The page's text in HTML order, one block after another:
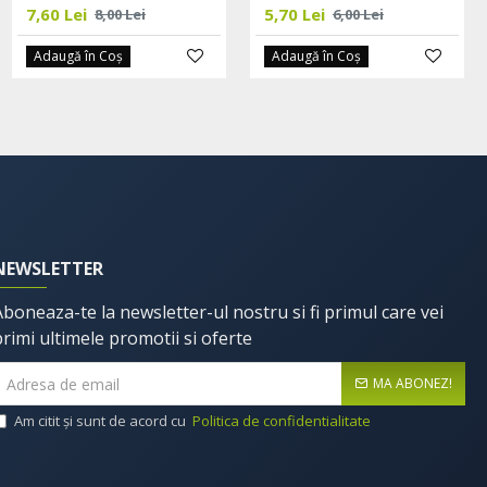
52,25 Lei 55,00 Lei
Adaugă în Coş
7,60 Lei 8,00 Lei
Adaugă în Coş
5,70 Lei 6,00 Lei
Adaugă în Coş
te la newsletter-ul nostru si fi primul care vei
ultimele promotii si oferte
MA ABONEZ!
Am citit şi sunt de acord cu Politica de confidentialitate